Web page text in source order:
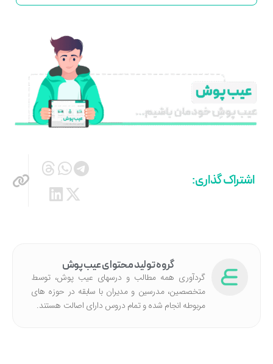
اشتراک گذاری:
گروه تولید محتوای عیب پوش
گردآوری همه مطالب و درسهای عیب پوش، توسط
متخصصین، مدرسین و مدیران با سابقه در حوزه های
مربوطه انجام شده‌ و تمام دروس دارای اصالت هستند.